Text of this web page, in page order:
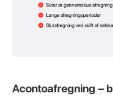
Acontoafregning –